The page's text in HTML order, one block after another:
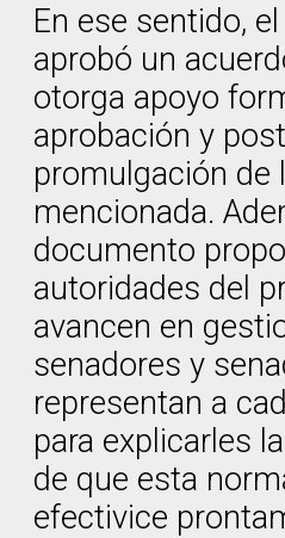
En ese sentido,
aprobó un
otorga apoyo
aprobación y
promulgación de
mencionada.
documento
autoridades del
avancen en
senadores y
representan a
para explicarles
de que esta
efectivice